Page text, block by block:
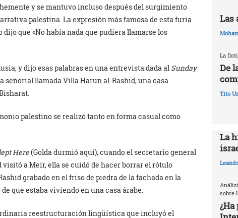
y se mantuvo incluso después del surgimiento
palestina. La expresión más famosa de esta furia
que «No había nada que pudiera llamarse los
y dijo esas palabras en una entrevista dada al Sunday
señorial llamada Villa Harun al-Rashid, una casa
palestino se realizó tanto en forma casual como
Here(Golda durmió aquí), cuando el secretario general
a Meir, ella se cuidó de hacer borrar el rótulo
grabado en el friso de piedra de la fachada en la
que estaba viviendo en una casa árabe.
reestructuración lingüística que incluyó el
Las
La
De
Tito
La
sobre